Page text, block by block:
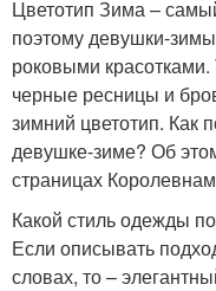
Цветотип Зима –
поэтому девушки-
роковыми
черные ресницы и
зимний цветотип. Как
девушке-зиме? Об
страницах
Какой стиль одежды
Если описывать
словах, то –